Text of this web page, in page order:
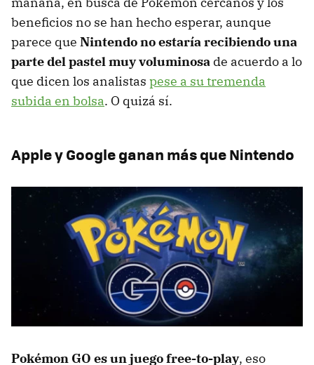
beneficios no se han hecho esperar, aunque
parece que Nintendo no estaría recibiendo una
parte del pastel muy voluminosa de acuerdo a lo
que dicen los analistas pese a su tremenda
subida en bolsa. O quizá sí.
Apple y Google ganan más que Nintendo
Pokémon GO es un juego free-to-play, eso